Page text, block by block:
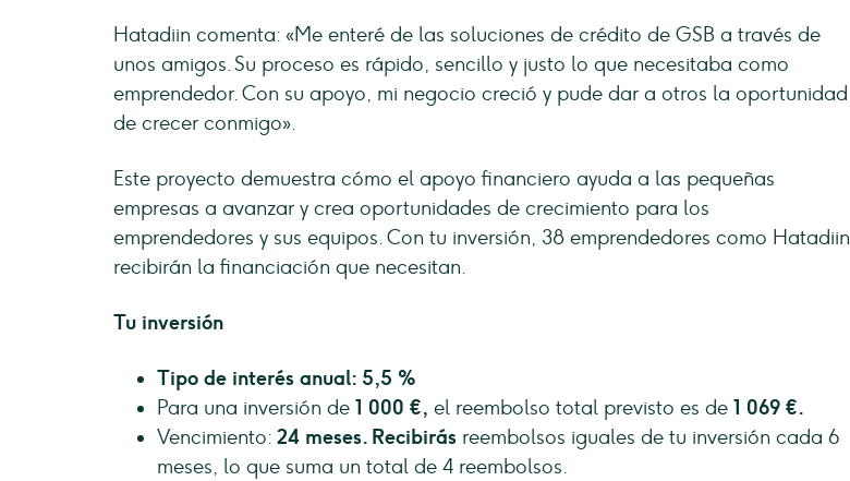
Hatadiin comenta: «Me enteré de las soluciones de crédito de GSB a través de
unos amigos. Su proceso es rápido, sencillo y justo lo que necesitaba como
emprendedor. Con su apoyo, mi negocio creció y pude dar a otros la oportunidad
de crecer conmigo».
Este proyecto demuestra cómo el apoyo financiero ayuda a las pequeñas
empresas a avanzar y crea oportunidades de crecimiento para los
emprendedores y sus equipos. Con tu inversión, 38 emprendedores como Hatadiin
recibirán la financiación que necesitan.
Tu inversión
Tipo de interés anual: 5,5 %
Para una inversión de 1 000 €, el reembolso total previsto es de 1 069 €.
Vencimiento: 24 meses. Recibirás reembolsos iguales de tu inversión cada 6
meses, lo que suma un total de 4 reembolsos.